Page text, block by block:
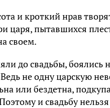
и кроткий нрав
царя, пытавшихся
своем.
до свадьбы, боялись
не одну царскую
или бездетна,
и свадьбу